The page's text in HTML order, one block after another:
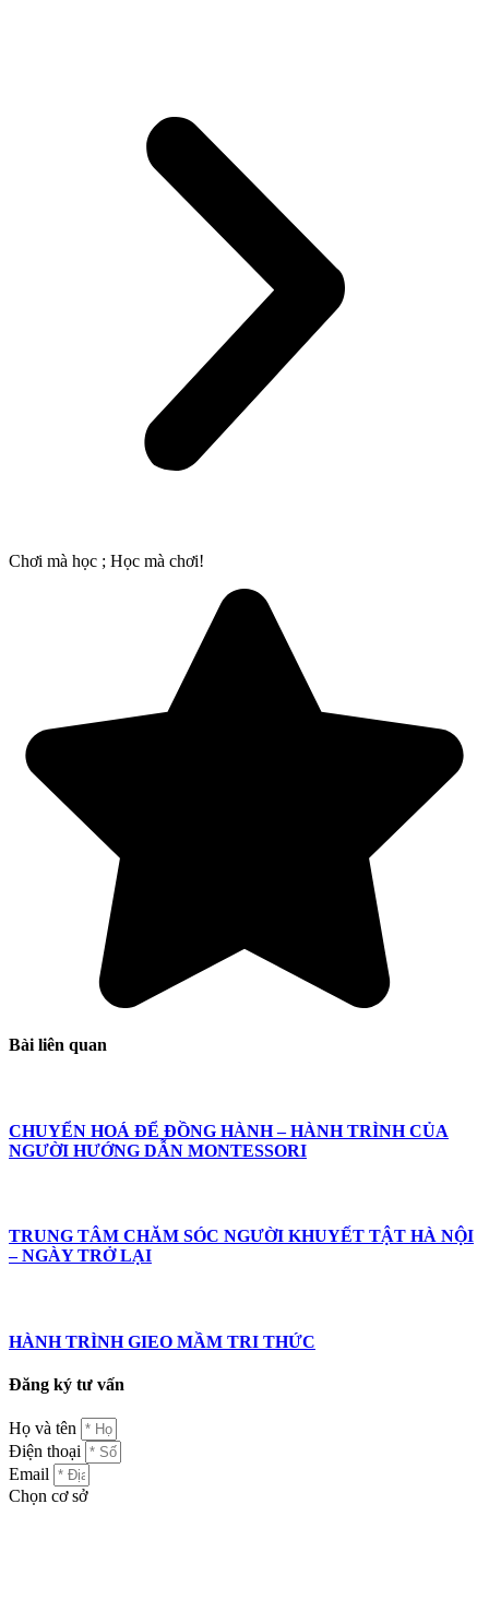
Chơi mà học ; Học mà chơi!
Bài liên quan
CHUYỂN HOÁ ĐỂ ĐỒNG HÀNH – HÀNH TRÌNH CỦA
NGƯỜI HƯỚNG DẪN MONTESSORI
TRUNG TÂM CHĂM SÓC NGƯỜI KHUYẾT TẬT HÀ NỘI
– NGÀY TRỞ LẠI
HÀNH TRÌNH GIEO MẦM TRI THỨC
Đăng ký tư vấn
Họ và tên
Điện thoại
Email
Chọn cơ sở